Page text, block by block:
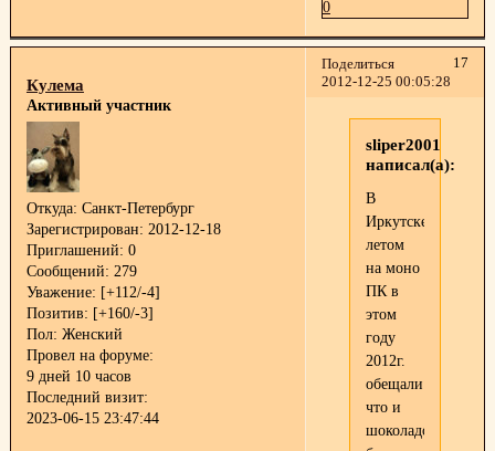
0
Поделиться
17
2012-12-25 00:05:28
Кулема
Активный участник
Откуда: Санкт-Петербург
Зарегистрирован: 2012-12-18
Приглашений: 0
Сообщений: 279
Уважение: [+112/-4]
Позитив: [+160/-3]
Пол: Женский
Провел на форуме:
9 дней 10 часов
Последний визит:
2023-06-15 23:47:44
sliper2001
написал(а):
В
Иркутске
летом
на моно
ПК в
этом
году
2012г.
обещали
что и
шоколадок